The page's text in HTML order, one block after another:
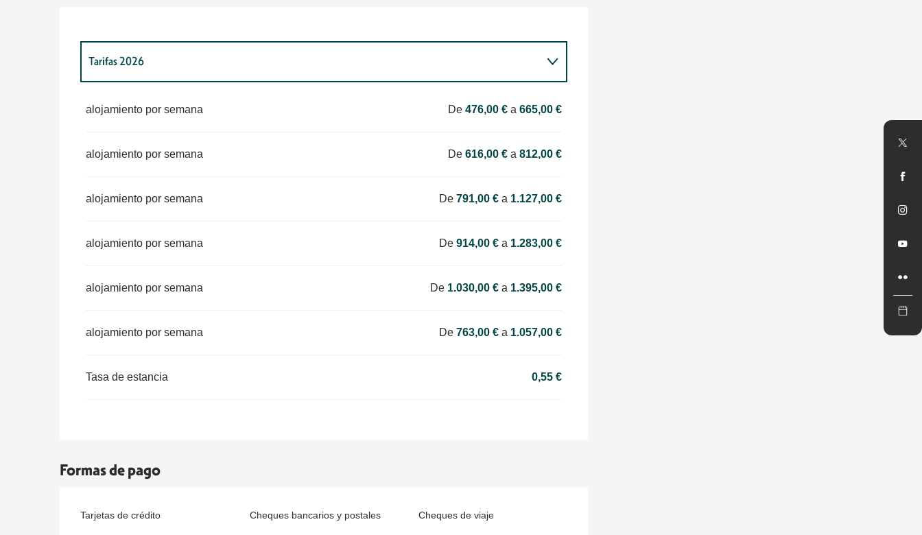
Tarifas 2026
Tarifas 2027
alojamiento por semana De476,00 € a665,00 €
alojamiento por semana De616,00 € a812,00 €
alojamiento por semana De791,00 € a 1.127,00 €
alojamiento por semana De914,00 € a 1.283,00 €
alojamiento por semana De 1.030,00 € a 1.395,00 €
alojamiento por semana De763,00 € a 1.057,00 €
Tasa de estancia 0,55 €
Formas de pago
Tarjetas de crédito Cheques bancarios y postales Cheques de viaje